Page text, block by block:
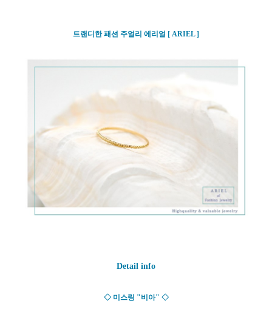
트랜디한 패션 주얼리 에리얼 [ ARIEL ]
Detail info
◇ 미스링 "비아" ◇